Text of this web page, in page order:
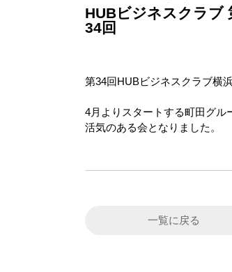
HUBビジネスクラブ
34回
第34回HUBビジネスクラブ横
4月よりスタートする町田グル
活気のある会となりました。
一覧に戻る